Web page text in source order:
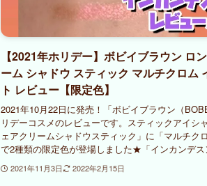
【2021年ホリデー】ボビイブラウン ロ
ーム シャドウ スティック マルチクロム
ト レビュー【限定色】
2021年10月22日に発売！「ボビイブラウン（
リデーコスメのレビューです。スティックアイシ
ェアクリームシャドウスティック」に「マルチク
で2種類の限定色が登場しました★「インカンデ
2021年11月3日 2022年2月15日